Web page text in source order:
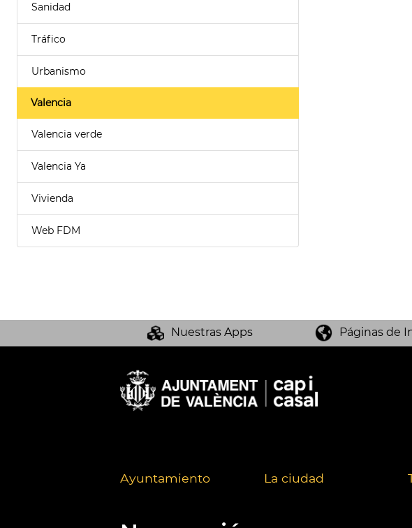
Sanidad
Tráfico
Urbanismo
Valencia
Valencia verde
Valencia Ya
Vivienda
Web FDM
Nuestras Apps Páginas de
Ayuntamiento La ciudad